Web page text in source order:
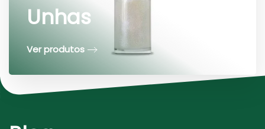
Unhas
Ver produtos